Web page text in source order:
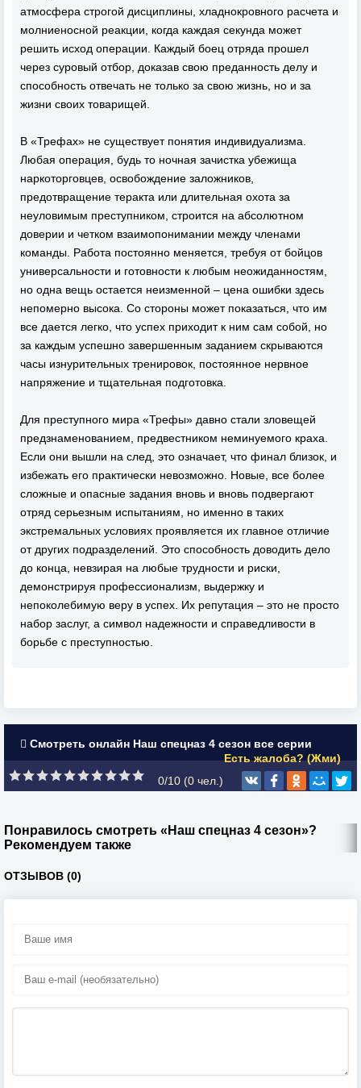
атмосфера строгой дисциплины, хладнокровного расчета и
молниеносной реакции, когда каждая секунда может
решить исход операции. Каждый боец отряда прошел
через суровый отбор, доказав свою преданность делу и
способность отвечать не только за свою жизнь, но и за
жизни своих товарищей.
В «Трефах» не существует понятия индивидуализма.
Любая операция, будь то ночная зачистка убежища
наркоторговцев, освобождение заложников,
предотвращение теракта или длительная охота за
неуловимым преступником, строится на абсолютном
доверии и четком взаимопонимании между членами
команды. Работа постоянно меняется, требуя от бойцов
универсальности и готовности к любым неожиданностям,
но одна вещь остается неизменной – цена ошибки здесь
непомерно высока. Со стороны может показаться, что им
все дается легко, что успех приходит к ним сам собой, но
за каждым успешно завершенным заданием скрываются
часы изнурительных тренировок, постоянное нервное
напряжение и тщательная подготовка.
Для преступного мира «Трефы» давно стали зловещей
предзнаменованием, предвестником неминуемого краха.
Если они вышли на след, это означает, что финал близок, и
избежать его практически невозможно. Новые, все более
сложные и опасные задания вновь и вновь подвергают
отряд серьезным испытаниям, но именно в таких
экстремальных условиях проявляется их главное отличие
от других подразделений. Это способность доводить дело
до конца, невзирая на любые трудности и риски,
демонстрируя профессионализм, выдержку и
непоколебимую веру в успех. Их репутация – это не просто
набор заслуг, а символ надежности и справедливости в
борьбе с преступностью.
Смотреть онлайн Наш спецназ 4 сезон все серии
Есть жалоба? (Жми)
0/10 (0 чел.)
Понравилось смотреть «Наш спецназ 4 сезон»?
Рекомендуем также
ОТЗЫВОВ (0)